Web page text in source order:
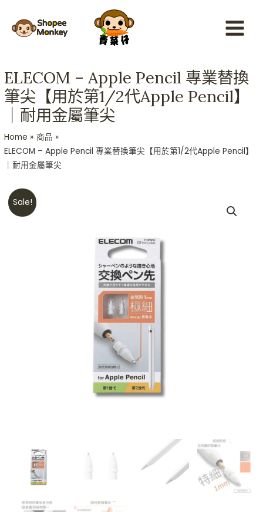
content
Menu
ELECOM – Apple Pencil 專業替換
筆尖【用於第1/2代Apple Pencil】
｜耐用金屬筆尖
Home
商品
ELECOM – Apple Pencil 專業替換筆尖【用於第1/2代Apple Pencil】
｜耐用金屬筆尖
Sale!
HKD$188.HKD$168.
ELECOM
-